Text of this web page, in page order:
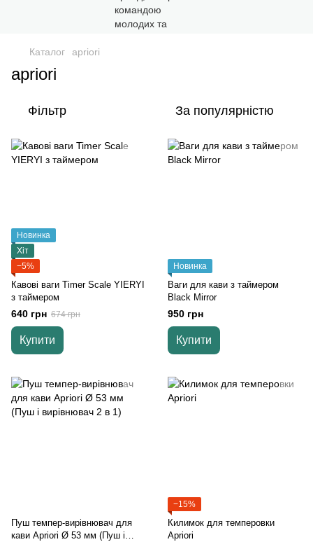
Каталог apriori
apriori
Фільтр За популярністю
Новинка
Хіт
−5%
Кавові ваги Timer Scale YIERYI
з таймером
640 грн 674 грн
Купити
Новинка
Ваги для кави з таймером
Black Mirror
950 грн
Купити
Пуш темпер-вирівнювач для
кави Apriori Ø 53 мм (Пуш і
−15%
Килимок для темперовки
Apriori